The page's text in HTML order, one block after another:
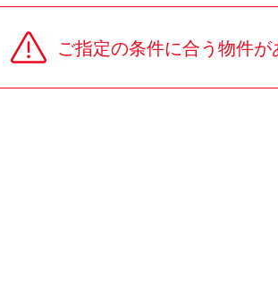
ご指定の条件に合う物件が